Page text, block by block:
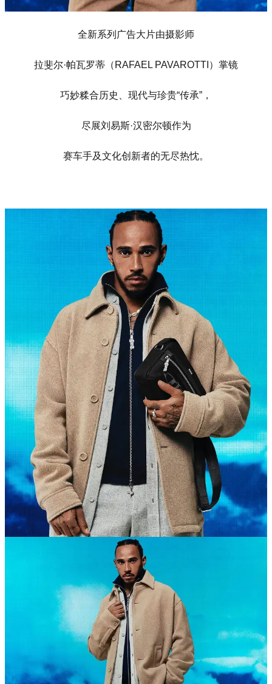
全新系列广告大片由摄影师
拉斐尔·帕瓦罗蒂（RAFAEL PAVAROTTI）掌镜
巧妙糅合历史、现代与珍贵“传承”，
尽展刘易斯·汉密尔顿作为
赛车手及文化创新者的无尽热忱。